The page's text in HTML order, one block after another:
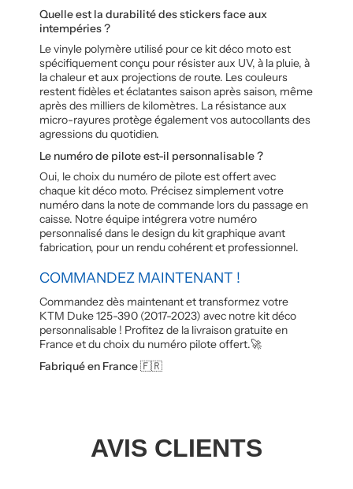
Quelle est la durabilité des stickers face aux
intempéries ?
Le vinyle polymère utilisé pour ce kit déco moto est
spécifiquement conçu pour résister aux UV, à la pluie, à
la chaleur et aux projections de route. Les couleurs
restent fidèles et éclatantes saison après saison, même
après des milliers de kilomètres. La résistance aux
micro-rayures protège également vos autocollants des
agressions du quotidien.
Le numéro de pilote est-il personnalisable ?
Oui, le choix du numéro de pilote est offert avec
chaque kit déco moto. Précisez simplement votre
numéro dans la note de commande lors du passage en
caisse. Notre équipe intégrera votre numéro
personnalisé dans le design du kit graphique avant
fabrication, pour un rendu cohérent et professionnel.
COMMANDEZ MAINTENANT !
Commandez dès maintenant et transformez votre
KTM Duke 125-390 (2017-2023) avec notre kit déco
personnalisable ! Profitez de la livraison gratuite en
France et du choix du numéro pilote offert.🚀
Fabriqué en France 🇫🇷
AVIS CLIENTS